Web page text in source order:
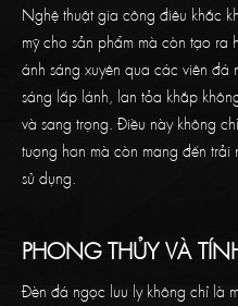
Nghệ thuật gia công điêu khắc
mỹ cho sản phẩm mà còn tạo ra
ánh sáng xuyên qua các viên đá
sáng lấp lánh, lan tỏa khắp
và sang trọng. Điều này không
tượng hơn mà còn mang đến
sử dụng.
PHONG THỦY VÀ
Đèn đá ngọc lưu ly không chỉ là